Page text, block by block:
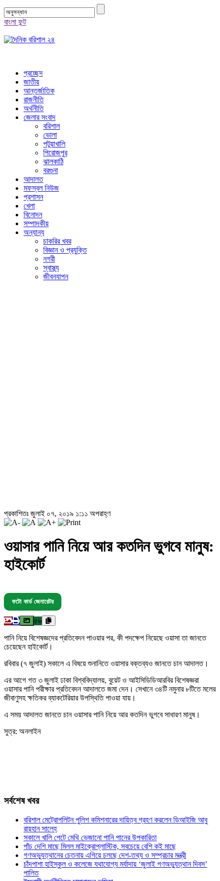
বাংলা ফন্ট
প্রচ্ছেদ
জাতীয়
আন্তর্জাতিক
রাজনীতি
অর্থনীতি
জেলার সংবাদ
বরিশাল
ভোলা
পটুয়াখালি
পিরোজপুর
ঝালকাঠি
বরগুনা
আদালত
মফস্বল নিউজ
প্রশাসন
খেলা
বিনোদন
সম্পাদকীয়
অন্যান্য
চাকরির খবর
বিজ্ঞান ও প্রযুক্তি
নগরী
স্বাস্থ্য
জীবনযাপন
প্রকাশিতঃ জুলাই ০৭, ২০১৯ ১:১১ অপরাহ্ণ
ওয়াসার পানি নিয়ে আর কতদিন ভুগবে মানুষ:
হাইকোর্ট
ফটো কার্ড জেনারেটর
৫৬
পানি নিয়ে বিশেষজ্ঞদের প্রতিবেদন পাওয়ার পর, কী পদক্ষেপ নিয়েছে ওয়াসা তা জানতে
চেয়েছেন হাইকোর্ট।
রবিবার (৭ জুলাই) সকালে এ বিষয়ে শুনানিতে ওয়াসার বক্তব্যও জানতে চান আদালত।
এর আগে গত ৩ জুলাই ঢাকা বিশ্ববিদ্যালয়, বুয়েট ও আইসিডিডিআরবির বিশেষজ্ঞরা
ওয়াসার পানি পরীক্ষার প্রতিবেদন আদালতে জমা দেন। সেখানে ৩৪টি নমুনার ৮টিতে মলের
জীবাণুসহ ক্ষতিকর ব্যাকটেরিয়ার উপস্থিতি পাওয়া যায়।
এ সময় আদালত জানতে চান ওয়াসার পানি নিয়ে আর কতদিন ভুগবে সাধারণ মানুষ।
সুত্র: অনলাইন
সর্বশেষ খবর
বরিশাল মেট্রোপলিটন পুলিশ কমিশনারের দায়িত্ব গ্রহণ করলেন ডিআইজি আবু
রায়হান সালেহ্
সকালে খালি পেটে মেথি ভেজানো পানি পানের উপকারিতা
পাঁচ দেশি মাছে মিলল মাইক্রোপ্লাস্টিক, সবচেয়ে বেশি কই মাছে
গণঅভ্যুত্থানের চেতনায় এগিয়ে চলছে দেশ-তথ্য ও সম্প্রচার মন্ত্রী
চাঁদপাশা হাইস্কুল ও কলেজে যথাযোগ্য মর্যাদায় ‘জুলাই গণঅভ্যুত্থান দিবস’
পালিত